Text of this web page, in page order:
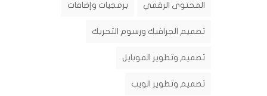
المحتوى الرقمي برمجيات وإضافات
تصميم الجرافيك ورسوم التحريك
تصميم وتطوير الموبايل
تصميم وتطوير الويب